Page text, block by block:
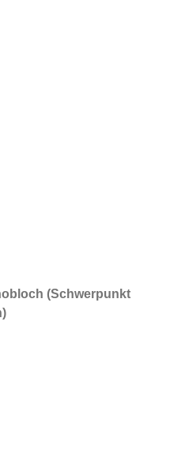
(Schwerpunkt